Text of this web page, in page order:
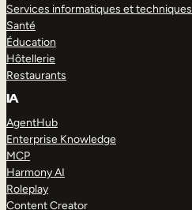
Services informatiques et techniques
Santé
Éducation
Hôtellerie
Restaurants
IA
AgentHub
Enterprise Knowledge
MCP
Harmony AI
Roleplay
Content Creator